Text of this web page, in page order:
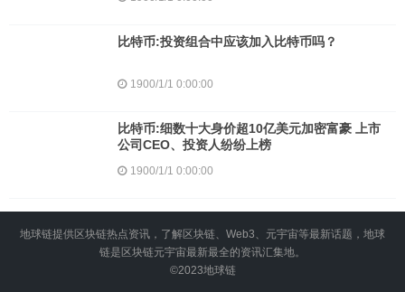
比特币:投资组合中应该加入比特币吗？
1900/1/1 0:00:00
比特币:细数十大身价超10亿美元加密富豪 上市
公司CEO、投资人纷纷上榜
1900/1/1 0:00:00
地球链提供区块链热点资讯，了解区块链、Web3、元宇宙等最新话题，地球
链是区块链元宇宙最新最全的资讯汇集地。
©2023地球链